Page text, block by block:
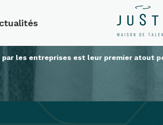
par les entreprises est leur premier atout